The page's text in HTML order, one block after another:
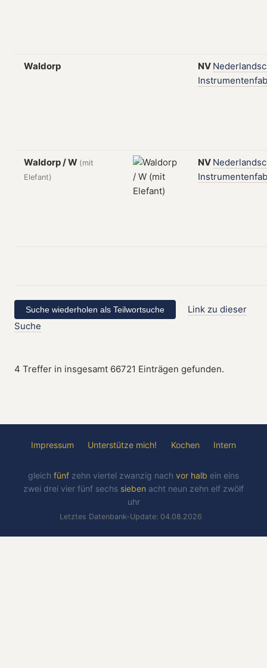
Waldorp NV
Waldorp / W (mit
Elefant)
NV
Link zu dieser
Suche
4 Treffer in insgesamt 66721 Einträgen gefunden.
Impressum Unterstütze mich! Kochen Intern
gleich fünf zehn viertel zwanzig nach vor halb ein eins
zwei drei vier fünf sechs sieben acht neun zehn elf zwölf
uhr
Letztes Datenbank-Update: 04.08.2026